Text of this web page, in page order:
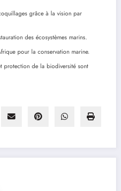
grâce à la vision par
des écosystèmes marins.
pour la conservation marine.
protection de la biodiversité sont